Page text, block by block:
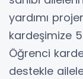
yardımı
kardeşimize
Öğrenci
destekle